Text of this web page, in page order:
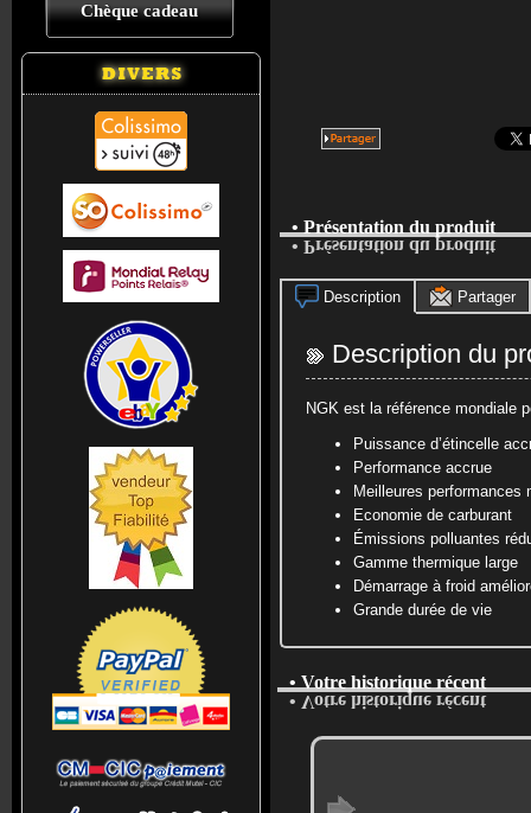
Chèque cadeau
• Présentation du produit
• Présentation du produit
Description Partager
Description du
NGK est la référence mondiale
Puissance d’étincelle
Performance accrue
Meilleures performances
Economie de carburant
Émissions polluantes
Gamme thermique large
Démarrage à froid
Grande durée de vie
• Votre historique récent
• Votre historique récent